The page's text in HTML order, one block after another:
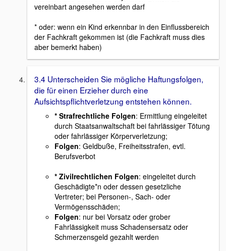
vereinbart angesehen werden darf
* oder: wenn ein Kind erkennbar in den Einflussbereich
der Fachkraft gekommen ist (die Fachkraft muss dies
aber bemerkt haben)
3.4 Unterscheiden Sie mögliche Haftungsfolgen,
die für einen Erzieher durch eine
Aufsichtspflichtverletzung entstehen können.
* Strafrechtliche Folgen: Ermittlung eingeleitet
durch Staatsanwaltschaft bei fahrlässiger Tötung
oder fahrlässiger Körperverletzung;
Folgen: Geldbuße, Freiheitsstrafen, evtl.
Berufsverbot
* Zivilrechtlichen Folgen: eingeleitet durch
Geschädigte*n oder dessen gesetzliche
Vertreter; bei Personen-, Sach- oder
Vermögensschäden;
Folgen: nur bei Vorsatz oder grober
Fahrlässigkeit muss Schadensersatz oder
Schmerzensgeld gezahlt werden